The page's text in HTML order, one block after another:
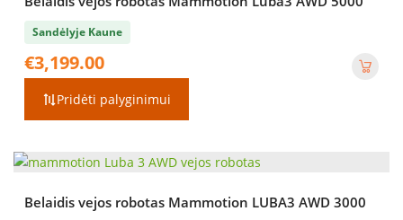
Sandėlyje Kaune
€3,199.00
Pridėti palyginimui
Belaidis vejos robotas Mammotion LUBA3 AWD 3000